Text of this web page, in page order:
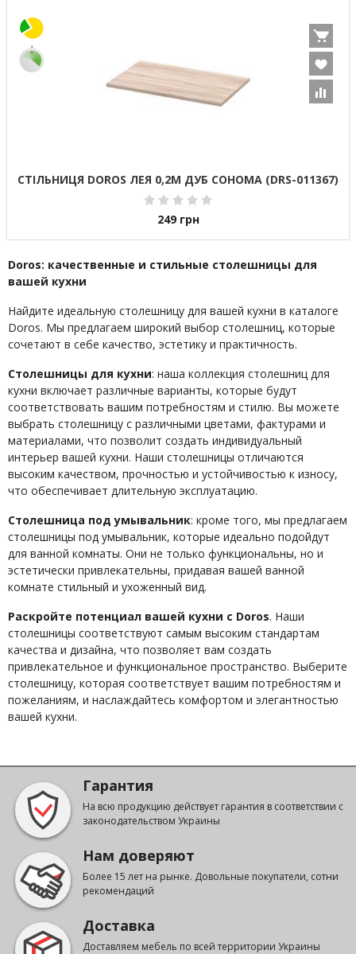
СТІЛЬНИЦЯ DOROS ЛЕЯ 0,2М ДУБ СОНОМА (DRS-011367)
249 грн
Doros: качественные и стильные столешницы для
вашей кухни
Найдите идеальную столешницу для вашей кухни в каталоге
Doros. Мы предлагаем широкий выбор столешниц, которые
сочетают в себе качество, эстетику и практичность.
Столешницы для кухни: наша коллекция столешниц для
кухни включает различные варианты, которые будут
соответствовать вашим потребностям и стилю. Вы можете
выбрать столешницу с различными цветами, фактурами и
материалами, что позволит создать индивидуальный
интерьер вашей кухни. Наши столешницы отличаются
высоким качеством, прочностью и устойчивостью к износу,
что обеспечивает длительную эксплуатацию.
Столешница под умывальник: кроме того, мы предлагаем
столешницы под умывальник, которые идеально подойдут
для ванной комнаты. Они не только функциональны, но и
эстетически привлекательны, придавая вашей ванной
комнате стильный и ухоженный вид.
Раскройте потенциал вашей кухни с Doros. Наши
столешницы соответствуют самым высоким стандартам
качества и дизайна, что позволяет вам создать
привлекательное и функциональное пространство. Выберите
столешницу, которая соответствует вашим потребностям и
пожеланиям, и наслаждайтесь комфортом и элегантностью
вашей кухни.
Гарантия
На всю продукцию действует гарантия в соответствии с
законодательством Украины
Нам доверяют
Более 15 лет на рынке. Довольные покупатели, сотни
рекомендаций
Доставка
Доставляем мебель по всей территории Украины